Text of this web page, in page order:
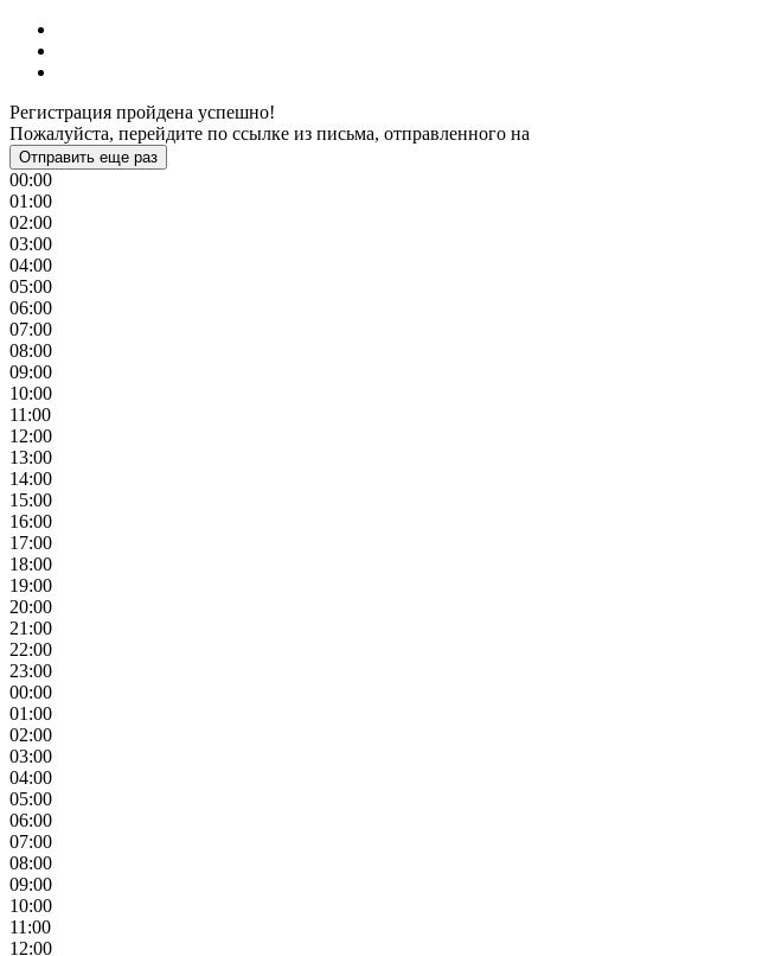
Регистрация пройдена успешно!
Пожалуйста, перейдите по ссылке из письма, отправленного на
Отправить еще раз
00:00
01:00
02:00
03:00
04:00
05:00
06:00
07:00
08:00
09:00
10:00
11:00
12:00
13:00
14:00
15:00
16:00
17:00
18:00
19:00
20:00
21:00
22:00
23:00
00:00
01:00
02:00
03:00
04:00
05:00
06:00
07:00
08:00
09:00
10:00
11:00
12:00